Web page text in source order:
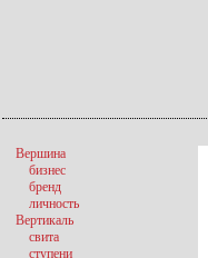
Вершина
бизнес
бренд
личность
Вертикаль
свита
ступени